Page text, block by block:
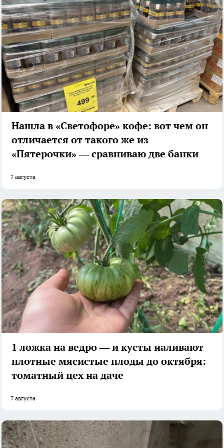
Нашла в «Светофоре» кофе: вот чем он
отличается от такого же из
«Пятерочки» — сравниваю две банки
7 августа
1 ложка на ведро — и кусты наливают
плотные мясистые плоды до октября:
томатный цех на даче
7 августа